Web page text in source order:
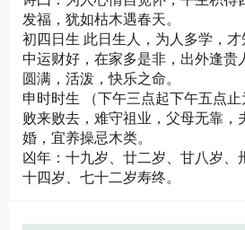
发福，犹如枯木遇春天。
初四日生 此日生人，为人多学，才
中运财好，在家多是非，出外逢贵
圆满，活泼，快乐之命。
申时时生 （下午三点起下午五点止
败来败去，难守祖业，父母无靠，
婚，宜养操忌木类。
凶年：十九岁、廿二岁、甘八岁、
十四岁、七十二岁寿终。